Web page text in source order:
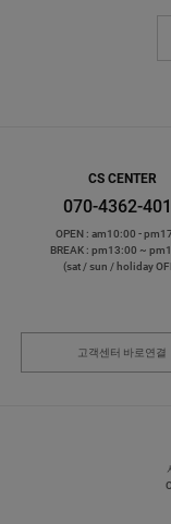
CS CENTER
070-4362-
OPEN : am10:00 -
BREAK : pm13:00 ~
(sat / sun / holiday
고객센터 바로연결